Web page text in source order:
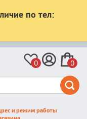
по тел:
0 0
и режим работы